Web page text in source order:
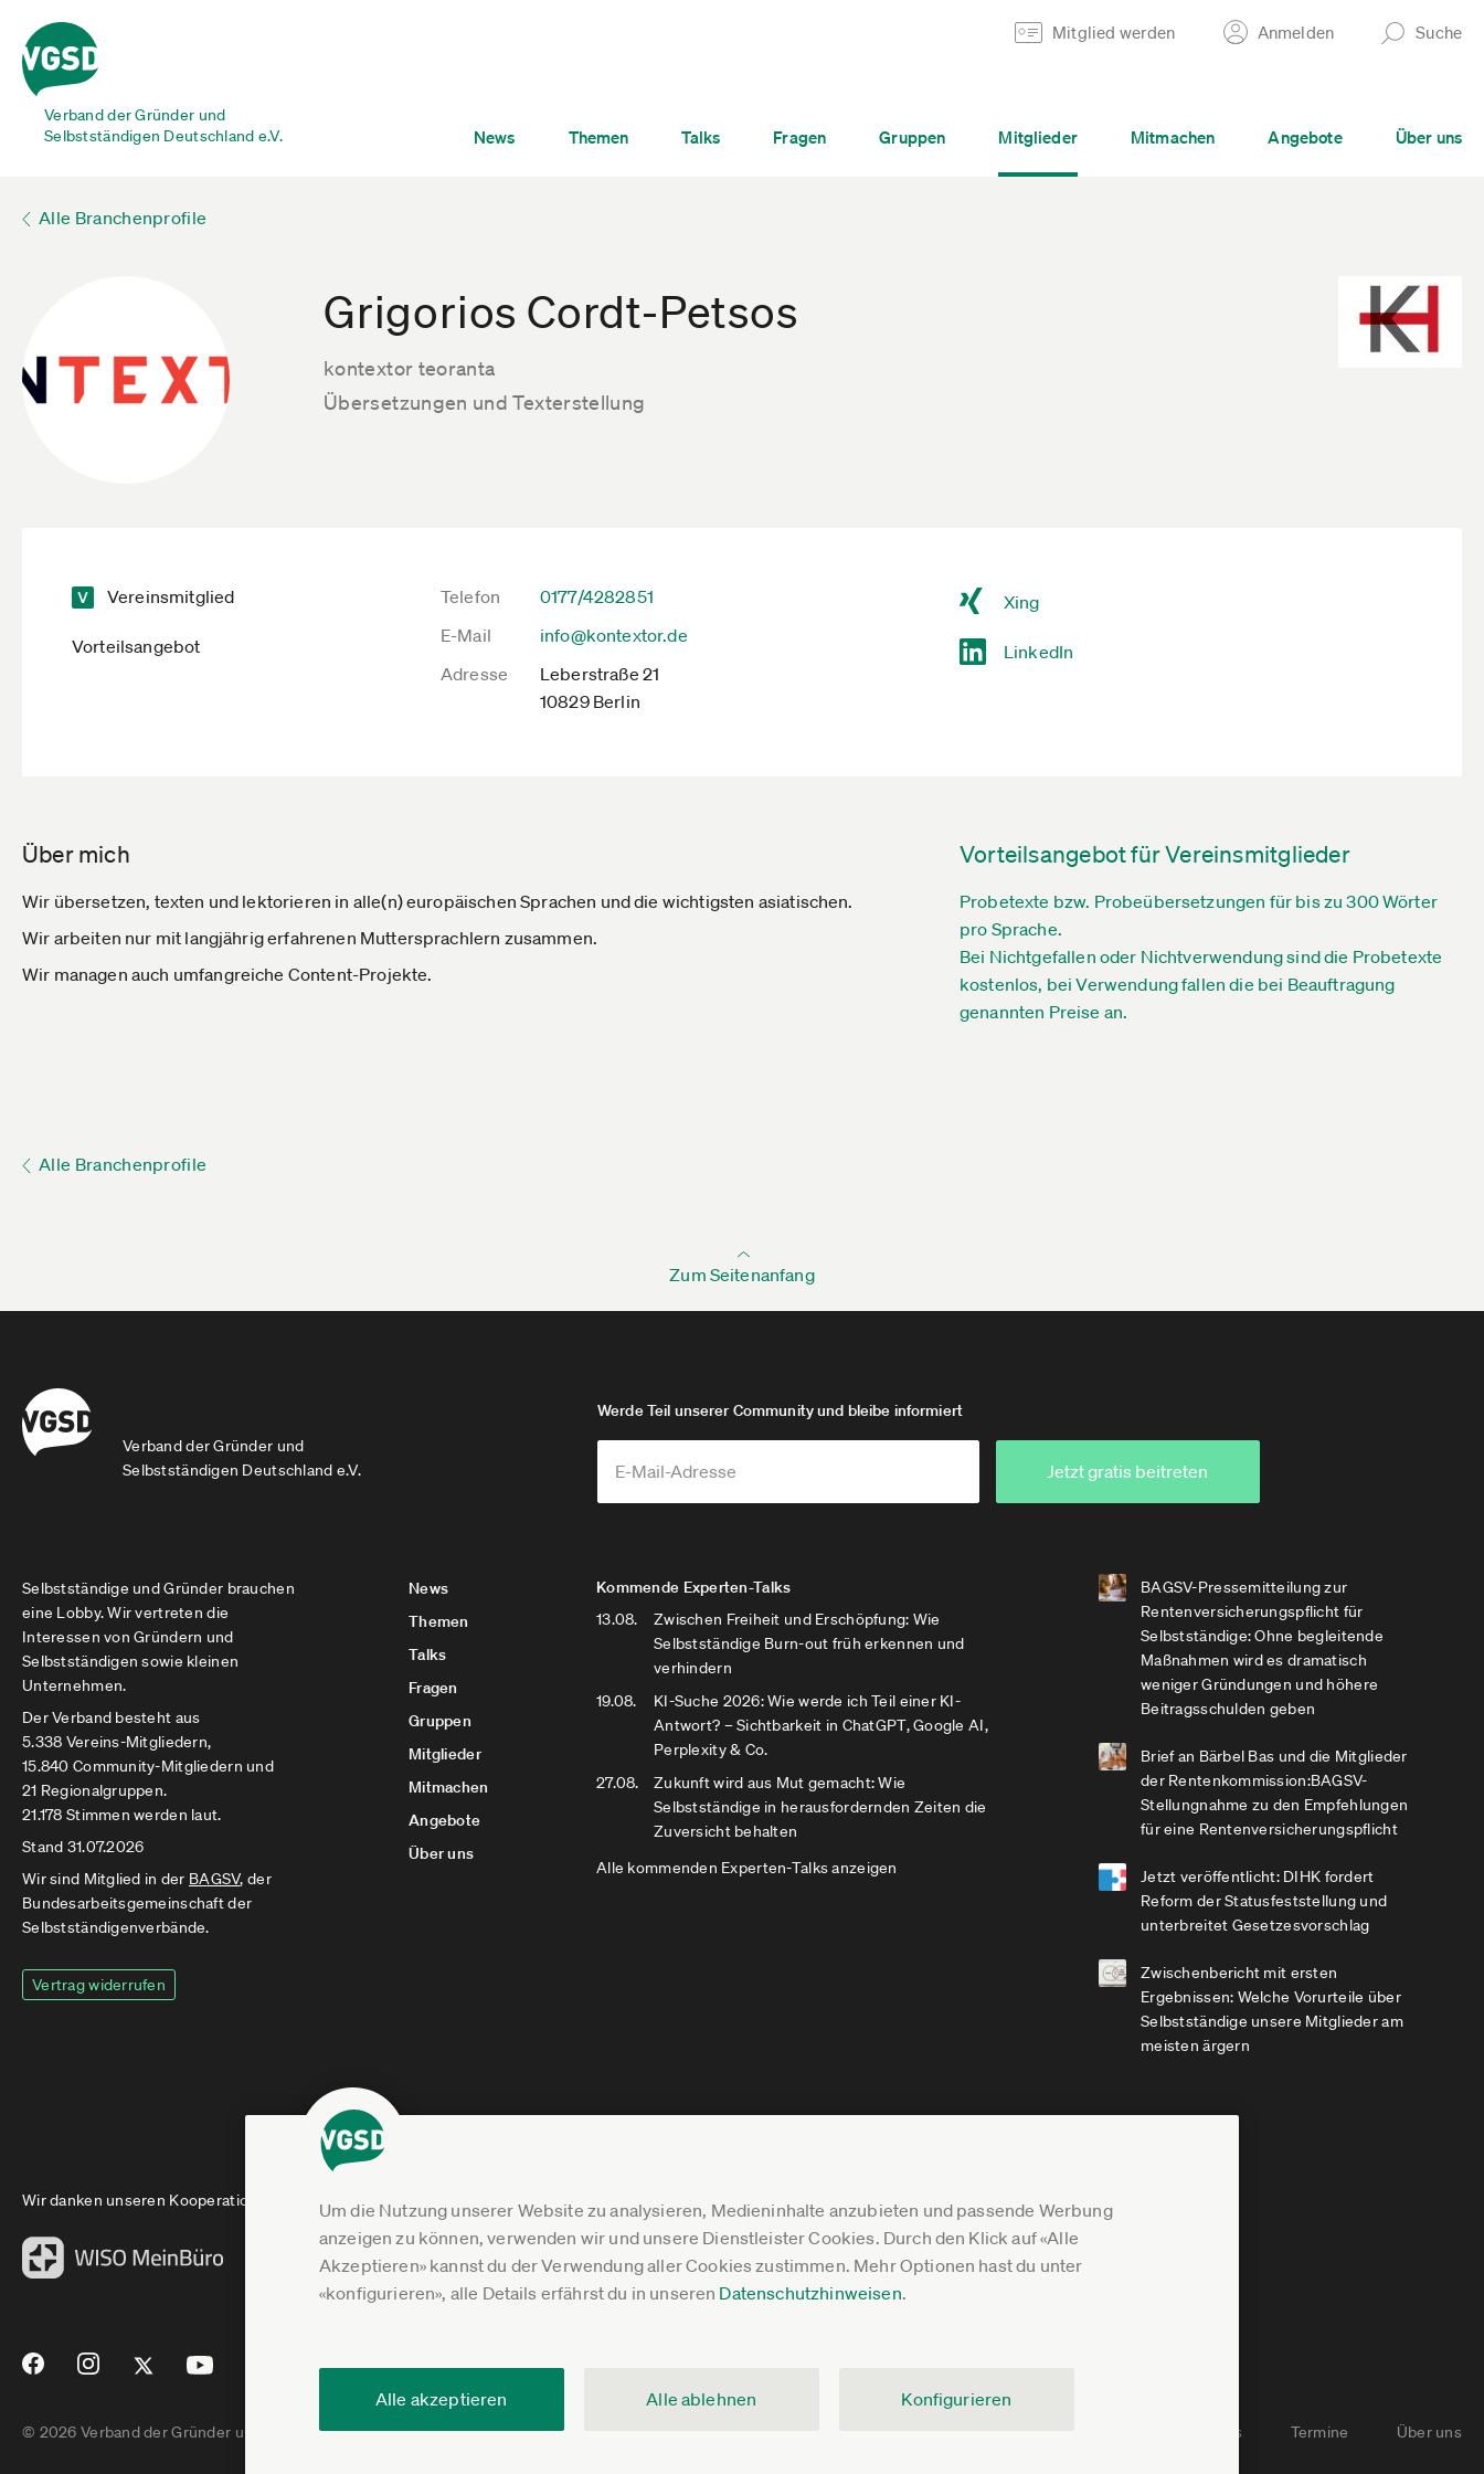
Verband der Gründer und
Selbstständigen Deutschland e.V.
Mitglied werden Anmelden Suche
News Themen Talks Fragen Gruppen Mitglieder Mitmachen Angebote Über uns
Um die Nutzung unserer Website zu analysieren, Medieninhalte anzubieten und passende Werbung
anzeigen zu können, verwenden wir und unsere Dienstleister Cookies. Durch den Klick auf «Alle
Akzeptieren» kannst du der Verwendung aller Cookies zustimmen. Mehr Optionen hast du unter
«konfigurieren», alle Details erfährst du in unseren Datenschutzhinweisen.
Alle akzeptieren Alle ablehnen Konfigurieren
Alle Branchenprofile
Grigorios Cordt-Petsos
kontextor teoranta
Übersetzungen und Texterstellung
Vereinsmitglied
Vorteilsangebot
Telefon
0177/4282851
E-Mail
info@kontextor.de
Adresse
Leberstraße 21
10829 Berlin
Xing
LinkedIn
Über mich
Wir übersetzen, texten und lektorieren in alle(n) europäischen Sprachen und die wichtigsten asiatischen.
Wir arbeiten nur mit langjährig erfahrenen Muttersprachlern zusammen.
Wir managen auch umfangreiche Content-Projekte.
Vorteilsangebot für Vereinsmitglieder
Probetexte bzw. Probeübersetzungen für bis zu 300 Wörter
pro Sprache.
Bei Nichtgefallen oder Nichtverwendung sind die Probetexte
kostenlos, bei Verwendung fallen die bei Beauftragung
genannten Preise an.
Alle Branchenprofile
Zum Seitenanfang
Verband der Gründer und
Selbstständigen Deutschland e.V.
Werde Teil unserer Community und bleibe informiert
Jetzt gratis beitreten
Selbstständige und Gründer brauchen
eine Lobby. Wir vertreten die
Interessen von Gründern und
Selbstständigen sowie kleinen
Unternehmen.
Der Verband besteht aus
5.338 Vereins-Mitgliedern,
15.840 Community-Mitgliedern und
21 Regionalgruppen.
21.178 Stimmen werden laut.
Stand 31.07.2026
Wir sind Mitglied in der BAGSV, der
Bundesarbeitsgemeinschaft der
Selbstständigenverbände.
Vertrag widerrufen
News
Themen
Talks
Fragen
Gruppen
Mitglieder
Mitmachen
Angebote
Über uns
Kommende Experten-Talks
13.08.
Zwischen Freiheit und Erschöpfung: Wie
Selbstständige Burn-out früh erkennen und
verhindern
19.08.
KI-Suche 2026: Wie werde ich Teil einer KI-
Antwort? – Sichtbarkeit in ChatGPT, Google AI,
Perplexity & Co.
27.08.
Zukunft wird aus Mut gemacht: Wie
Selbstständige in herausfordernden Zeiten die
Zuversicht behalten
Alle kommenden Experten-Talks anzeigen
BAGSV-Pressemitteilung zur
Rentenversicherungspflicht für
Selbstständige: Ohne begleitende
Maßnahmen wird es dramatisch
weniger Gründungen und höhere
Beitragsschulden geben
Brief an Bärbel Bas und die Mitglieder
der Rentenkommission:BAGSV-
Stellungnahme zu den Empfehlungen
für eine Rentenversicherungspflicht
Jetzt veröffentlicht: DIHK fordert
Reform der Statusfeststellung und
unterbreitet Gesetzesvorschlag
Zwischenbericht mit ersten
Ergebnissen: Welche Vorurteile über
Selbstständige unsere Mitglieder am
meisten ärgern
Wir danken unseren Kooperationspartnern
© 2026 Verband der Gründer und Selbstständigen Deutschland e.V. Jobs Termine Über uns